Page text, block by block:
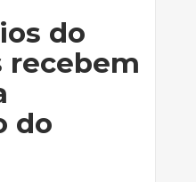
do
recebem
do